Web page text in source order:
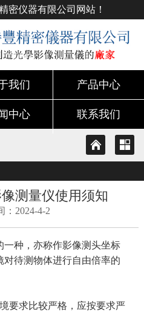
密仪器有限公司网站！
我们 产品中心
中心 联系我们
测量仪使用须知
：2024-4-2
种，亦称作影像测头坐标
待测物体进行自由倍率的
要求比较严格，应按要求严